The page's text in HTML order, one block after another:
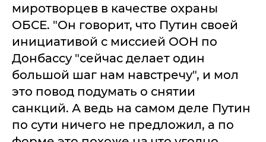
миротворцев в качестве охраны
ОБСЕ. "Он говорит, что Путин своей
инициативой с миссией ООН по
Донбассу "сейчас делает один
большой шаг нам навстречу", и мол
это повод подумать о снятии
санкций. А ведь на самом деле Путин
по сути ничего не предложил, а по